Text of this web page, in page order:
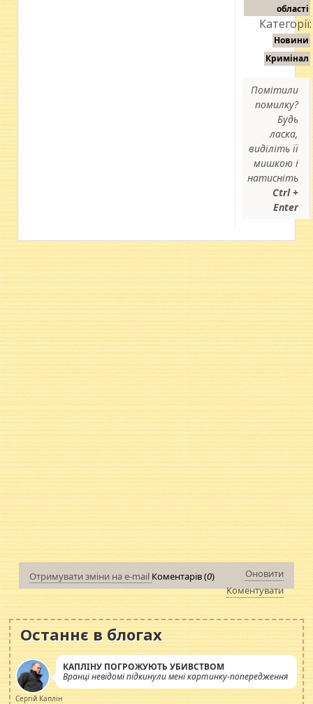
області
Категорії:
Новини
Кримінал
Помітили
помилку?
Будь
ласка,
виділіть її
мишкою і
натисніть
Ctrl +
Enter
Отримувати зміни на e-mail Коментарів (0)
Оновити
Коментувати
Останнє в блогах
КАПЛІНУ ПОГРОЖУЮТЬ УБИВСТВОМ
Вранці невідомі підкинули мені картинку-попередження
Сергій Каплін